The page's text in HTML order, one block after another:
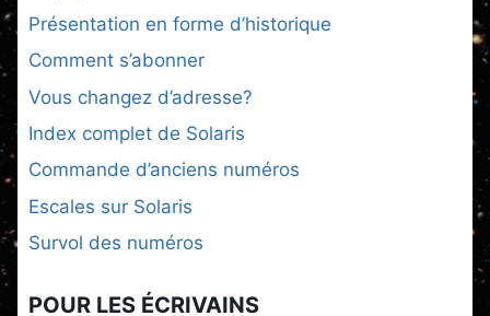
Présentation en forme d’historique
Comment s’abonner
Vous changez d’adresse?
Index complet de Solaris
Commande d’anciens numéros
Escales sur Solaris
Survol des numéros
POUR LES ÉCRIVAINS